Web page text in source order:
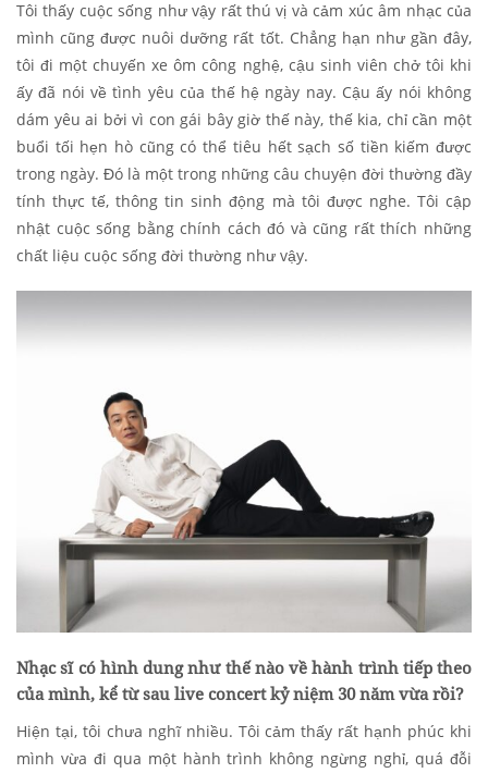
Tôi thấy cuộc sống như vậy rất thú vị và cảm xúc âm nhạc của
mình cũng được nuôi dưỡng rất tốt. Chẳng hạn như gần đây,
tôi đi một chuyến xe ôm công nghệ, cậu sinh viên chở tôi khi
ấy đã nói về tình yêu của thế hệ ngày nay. Cậu ấy nói không
dám yêu ai bởi vì con gái bây giờ thế này, thế kia, chỉ cần một
buổi tối hẹn hò cũng có thể tiêu hết sạch số tiền kiếm được
trong ngày. Đó là một trong những câu chuyện đời thường đầy
tính thực tế, thông tin sinh động mà tôi được nghe. Tôi cập
nhật cuộc sống bằng chính cách đó và cũng rất thích những
chất liệu cuộc sống đời thường như vậy.
Nhạc sĩ có hình dung như thế nào về hành trình tiếp theo
của mình, kể từ sau live concert kỷ niệm 30 năm vừa rồi?
Hiện tại, tôi chưa nghĩ nhiều. Tôi cảm thấy rất hạnh phúc khi
mình vừa đi qua một hành trình không ngừng nghỉ, quá đỗi